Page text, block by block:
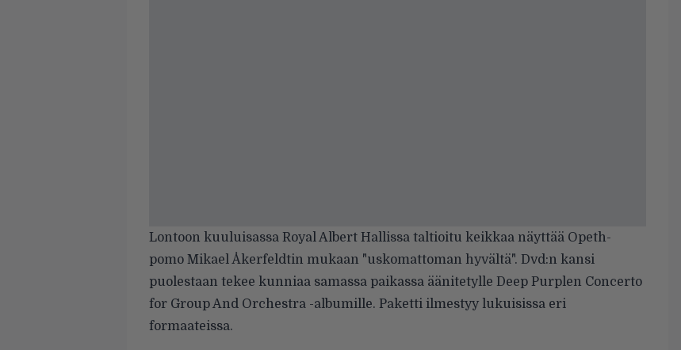
Lontoon kuuluisassa Royal Albert Hallissa taltioitu keikkaa näyttää Opeth-
pomo Mikael Åkerfeldtin mukaan "uskomattoman hyvältä". Dvd:n kansi
puolestaan tekee kunniaa samassa paikassa äänitetylle Deep Purplen Concerto
for Group And Orchestra -albumille. Paketti ilmestyy lukuisissa eri
formaateissa.